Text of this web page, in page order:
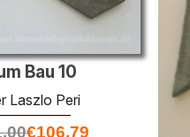
Bau 10
Laszlo Peri
€106.79